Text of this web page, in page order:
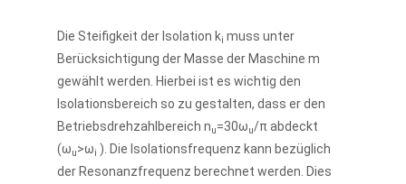
Die Steifigkeit der Isolation ki muss unter
Berücksichtigung der Masse der Maschine m
gewählt werden. Hierbei ist es wichtig den
Isolationsbereich so zu gestalten, dass er den
Betriebsdrehzahlbereich nu=30ωu/π abdeckt
(ωu>ωi ). Die Isolationsfrequenz kann bezüglich
der Resonanzfrequenz berechnet werden. Dies